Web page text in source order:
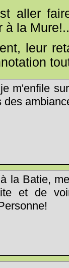
aller
à la
leur
m'enfile
des
la Batie,
et de